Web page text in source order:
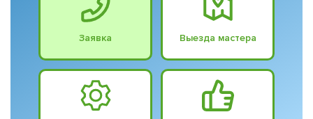
Заявка Выезда мастера